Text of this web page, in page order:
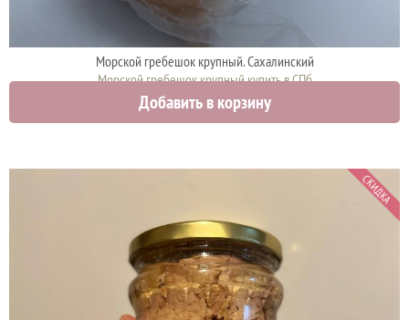
Морской гребешок крупный. Сахалинский
Морской гребешок крупный купить в СПб
2750 руб.
Добавить в корзину
СКИДКА